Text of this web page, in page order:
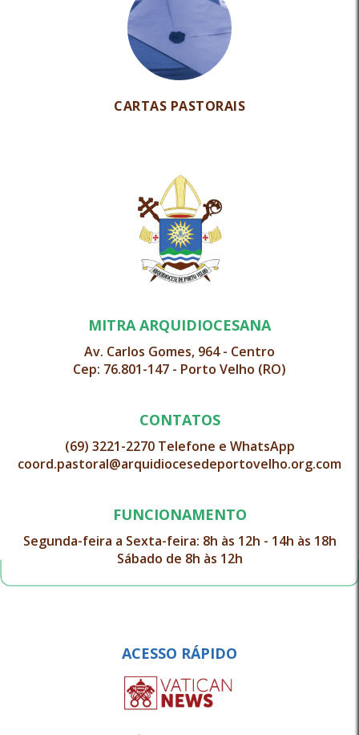
CARTAS PASTORAIS
MITRA ARQUIDIOCESANA
Av. Carlos Gomes, 964 - Centro
Cep: 76.801-147 - Porto Velho (RO)
CONTATOS
(69) 3221-2270 Telefone e WhatsApp
coord.pastoral@arquidiocesedeportovelho.org.com
FUNCIONAMENTO
Segunda-feira a Sexta-feira: 8h às 12h - 14h às 18h
Sábado de 8h às 12h
ACESSO RÁPIDO